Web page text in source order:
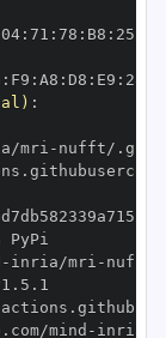
04: 71 : 78 : B8 : 25
: F9 : A8 : D8 : E9 : 28
:
mri - nufft/
- inria/mri -
mind - inria/